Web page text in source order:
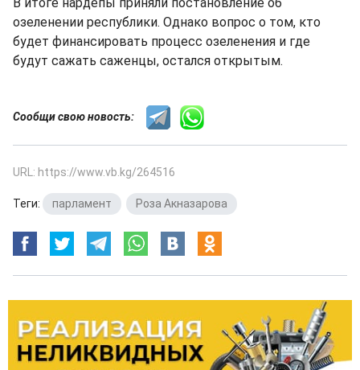
озеленении республики. Однако вопрос о том, кто
будет финансировать процесс озеленения и где
будут сажать саженцы, остался открытым.
Сообщи свою новость:
URL: https://www.vb.kg/264516
Теги: парламент Роза Акназарова